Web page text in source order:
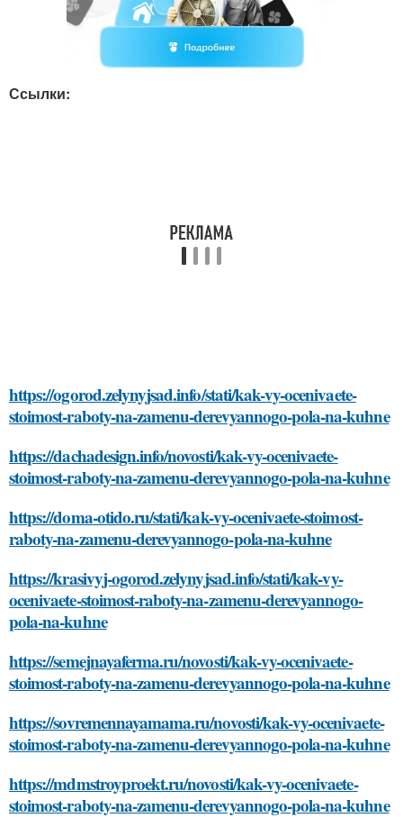
Ссылки:
https://ogorod.zelynyjsad.info/stati/kak-vy-ocenivaete-
stoimost-raboty-na-zamenu-derevyannogo-pola-na-kuhne
https://dachadesign.info/novosti/kak-vy-ocenivaete-
stoimost-raboty-na-zamenu-derevyannogo-pola-na-kuhne
https://doma-otido.ru/stati/kak-vy-ocenivaete-stoimost-
raboty-na-zamenu-derevyannogo-pola-na-kuhne
https://krasivyj-ogorod.zelynyjsad.info/stati/kak-vy-
ocenivaete-stoimost-raboty-na-zamenu-derevyannogo-
pola-na-kuhne
https://semejnayaferma.ru/novosti/kak-vy-ocenivaete-
stoimost-raboty-na-zamenu-derevyannogo-pola-na-kuhne
https://sovremennayamama.ru/novosti/kak-vy-ocenivaete-
stoimost-raboty-na-zamenu-derevyannogo-pola-na-kuhne
https://mdmstroyproekt.ru/novosti/kak-vy-ocenivaete-
stoimost-raboty-na-zamenu-derevyannogo-pola-na-kuhne